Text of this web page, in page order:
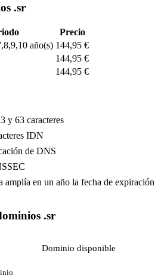
.sr
Precio
año(s) 144,95 €
144,95 €
144,95 €
y 63 caracteres
IDN
de DNS
amplía en un año la fecha de expiración
.sr
Dominio disponible